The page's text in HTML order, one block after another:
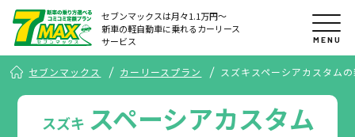
セブンマックスは月々1.1万円〜
新車の軽自動車に乗れるカーリース
サービス
MENU
セブンマックス カーリースプラン スズキスペーシアカスタム
スズキ スペーシアカスタム